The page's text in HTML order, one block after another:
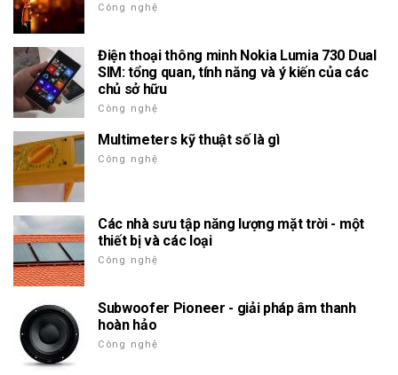
Công nghệ
Điện thoại thông minh Nokia Lumia 730 Dual
SIM: tổng quan, tính năng và ý kiến của các
chủ sở hữu
Công nghệ
Multimeters kỹ thuật số là gì
Công nghệ
Các nhà sưu tập năng lượng mặt trời - một
thiết bị và các loại
Công nghệ
Subwoofer Pioneer - giải pháp âm thanh
hoàn hảo
Công nghệ